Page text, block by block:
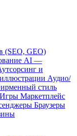
(SEO, GEO)
AI —
и
Аудио/
стиль
Игры Маркетплейс
Браузеры